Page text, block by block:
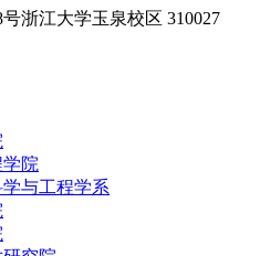
浙江大学玉泉校区 310027
院
与工程学系